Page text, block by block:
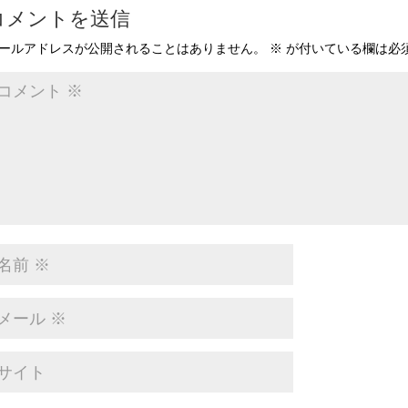
メントを送信
ルアドレスが公開されることはありません。 ※ が付いている欄は必